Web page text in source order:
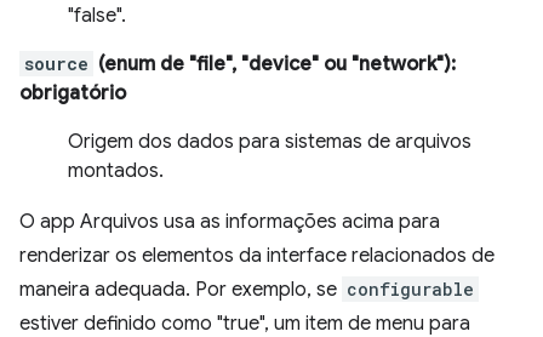
"false".
source (enum de "file", "device" ou "network"):
obrigatório
Origem dos dados para sistemas de arquivos
montados.
O app Arquivos usa as informações acima para
renderizar os elementos da interface relacionados de
maneira adequada. Por exemplo, se configurable
estiver definido como "true", um item de menu para